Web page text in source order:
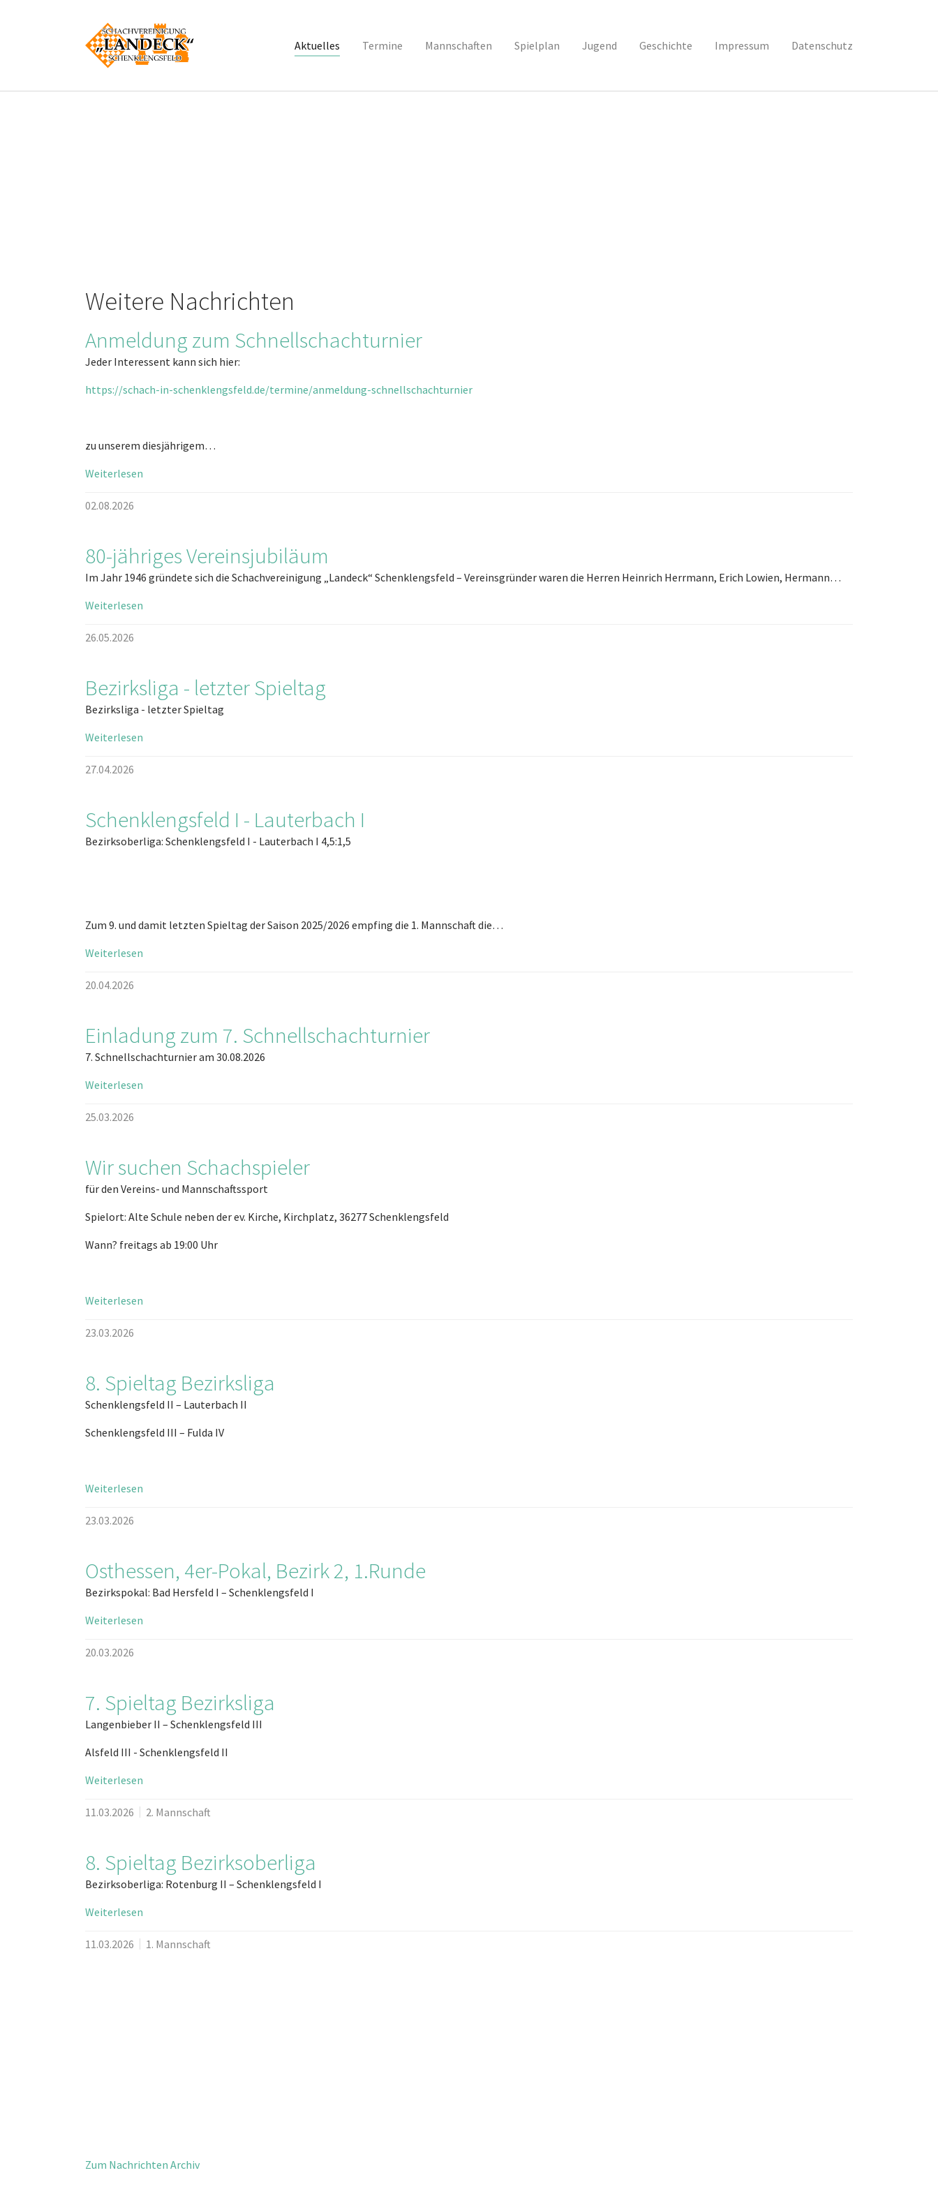
Aktuelles (current)
Termine Mannschaften Spielplan Jugend Geschichte Impressum Datenschutz
Weitere Nachrichten
Anmeldung zum Schnellschachturnier
Jeder Interessent kann sich hier:
https://schach-in-schenklengsfeld.de/termine/anmeldung-schnellschachturnier
zu unserem diesjährigem…
Weiterlesen
02.08.2026
80-jähriges Vereinsjubiläum
Im Jahr 1946 gründete sich die Schachvereinigung „Landeck“ Schenklengsfeld – Vereinsgründer waren die Herren Heinrich Herrmann, Erich Lowien, Hermann…
Weiterlesen
26.05.2026
Bezirksliga - letzter Spieltag
Bezirksliga - letzter Spieltag
Weiterlesen
27.04.2026
Schenklengsfeld I - Lauterbach I
Bezirksoberliga: Schenklengsfeld I - Lauterbach I 4,5:1,5
Zum 9. und damit letzten Spieltag der Saison 2025/2026 empfing die 1. Mannschaft die…
Weiterlesen
20.04.2026
Einladung zum 7. Schnellschachturnier
7. Schnellschachturnier am 30.08.2026
Weiterlesen
25.03.2026
Wir suchen Schachspieler
für den Vereins- und Mannschaftssport
Spielort: Alte Schule neben der ev. Kirche, Kirchplatz, 36277 Schenklengsfeld
Wann? freitags ab 19:00 Uhr
Weiterlesen
23.03.2026
8. Spieltag Bezirksliga
Schenklengsfeld II – Lauterbach II
Schenklengsfeld III – Fulda IV
Weiterlesen
23.03.2026
Osthessen, 4er-Pokal, Bezirk 2, 1.Runde
Bezirkspokal: Bad Hersfeld I – Schenklengsfeld I
Weiterlesen
20.03.2026
7. Spieltag Bezirksliga
Langenbieber II – Schenklengsfeld III
Alsfeld III - Schenklengsfeld II
Weiterlesen
11.03.2026 2. Mannschaft
8. Spieltag Bezirksoberliga
Bezirksoberliga: Rotenburg II – Schenklengsfeld I
Weiterlesen
11.03.2026 1. Mannschaft
Zum Nachrichten Archiv